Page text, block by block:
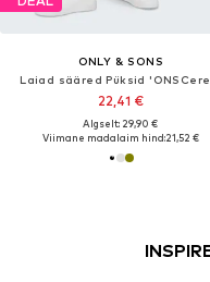
ONLY & SONS
Laiad sääred Püksid
22,41 €
Algselt: 29,90 €
Viimane madalaim hind:21,52 €